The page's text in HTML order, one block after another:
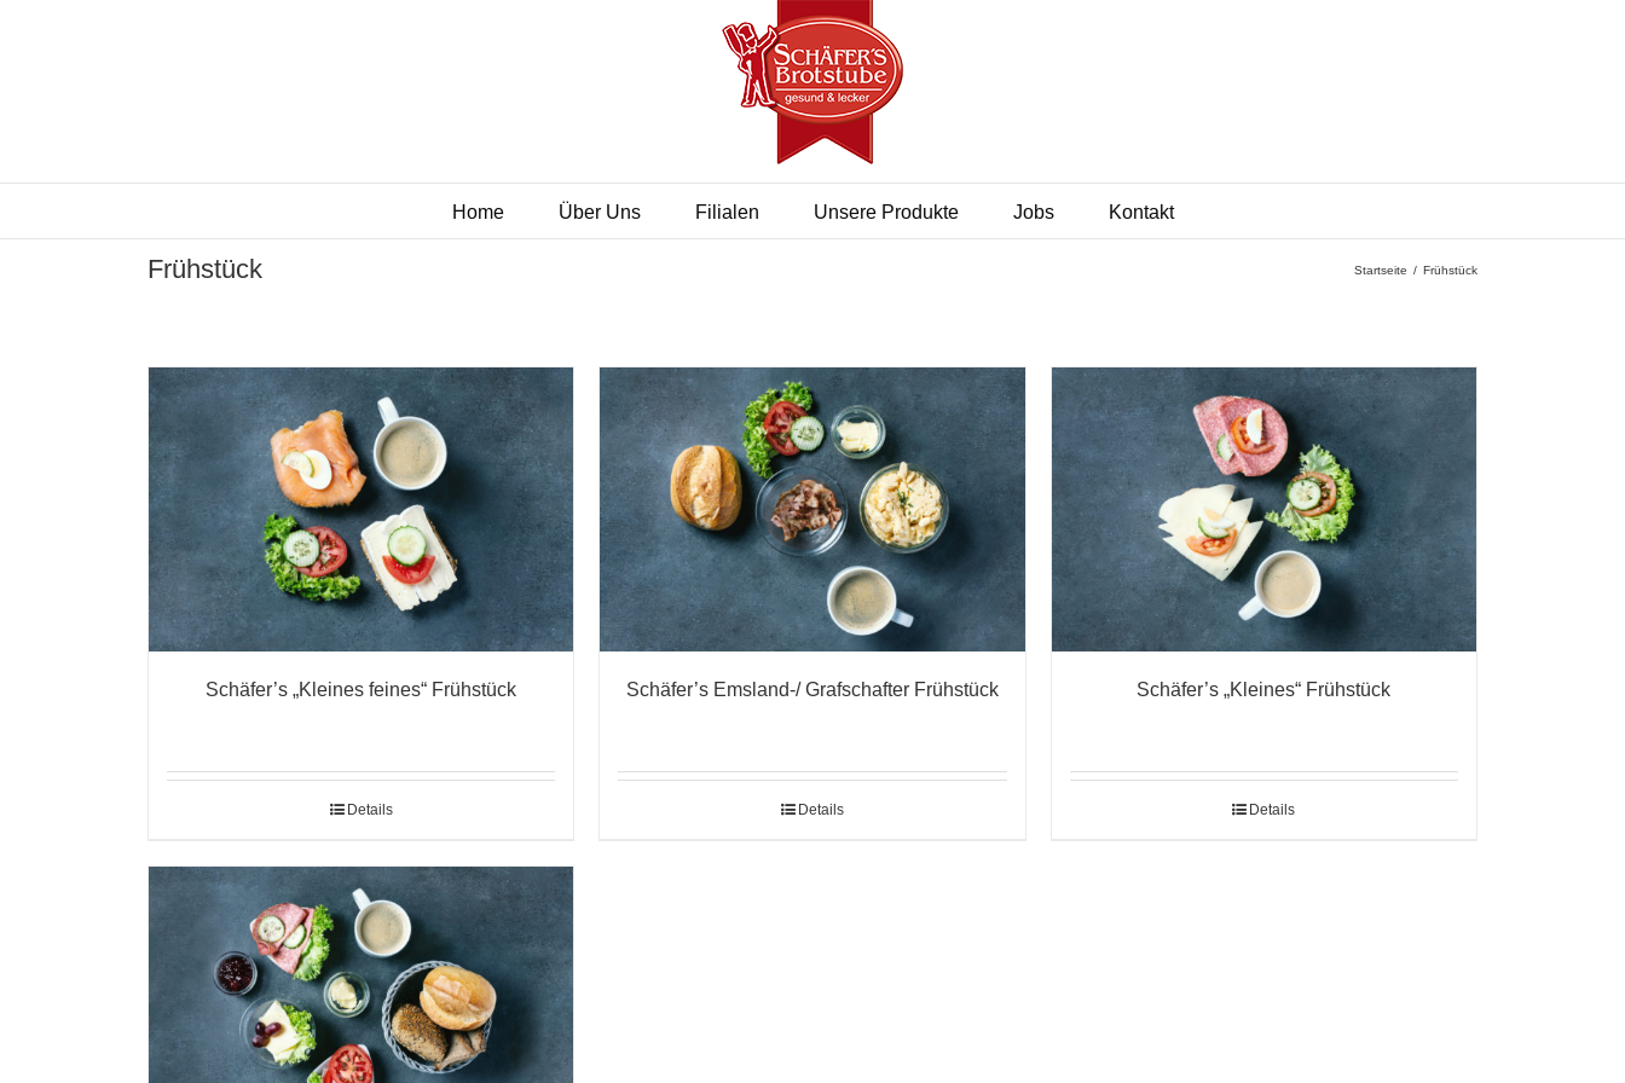
Home Über Uns Filialen Unsere Produkte Jobs Kontakt
Frühstück Startseite / Frühstück
Schäfer’s „Kleines feines“ Frühstück
Details
Schäfer’s Emsland-/ Grafschafter Frühstück
Details
Schäfer’s „Kleines“ Frühstück
Details